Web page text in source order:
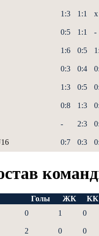
1:3 1:1 x
0:5 1:1 -
1:6 0:5
0:3 0:4
1:3 0:5
0:8 1:3
- 2:3
0:7 0:3
Голы ЖК
КК
0 1 0
2 0 0